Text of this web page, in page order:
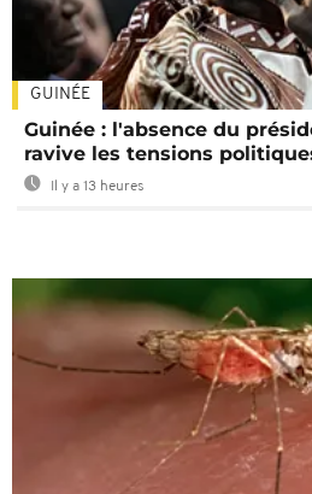
GUINÉE
Guinée : l'absence du
ravive les tensions
Il y a 13 heures